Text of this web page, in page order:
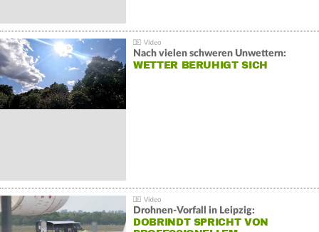
Nach vielen schweren Unwettern:
WETTER BERUHIGT SICH
Drohnen-Vorfall in Leipzig:
DOBRINDT SPRICHT VON